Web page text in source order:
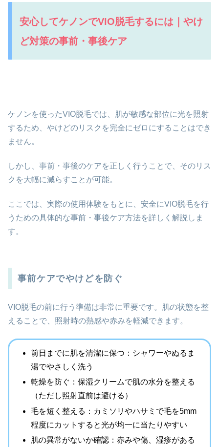
安心してケノンでVIO脱毛するには｜やけ
ど対策の事前・事後ケア
ケノンを使ったVIO脱毛では、肌が敏感な部位に光を照射
するため、やけどのリスクを完全にゼロにすることはでき
ません。
しかし、事前・事後のケアを正しく行うことで、そのリス
クを大幅に減らすことが可能。
ここでは、実際の使用体験をもとに、安全にVIO脱毛を行
うための具体的な事前・事後ケア方法を詳しく解説しま
す。
事前ケアでやけどを防ぐ
VIO脱毛の前に行う準備は非常に重要です。肌の状態を整
えることで、照射時の熱感や赤みを軽減できます。
前日までに肌を清潔に保つ：シャワーやぬるま
湯でやさしく洗う
乾燥を防ぐ：保湿クリームで肌の水分を整える
（ただし照射直前は避ける）
毛を短く整える：カミソリやハサミで毛を5mm
程度にカットすると光が均一に当たりやすい
肌の異常がないか確認：赤みや傷、湿疹がある